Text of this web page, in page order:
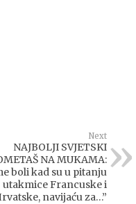
Next
NAJBOLJI SVJETSKI
NA MUKAMA:
boli kad su u pitanju
utakmice Francuske i
navijaću za…”